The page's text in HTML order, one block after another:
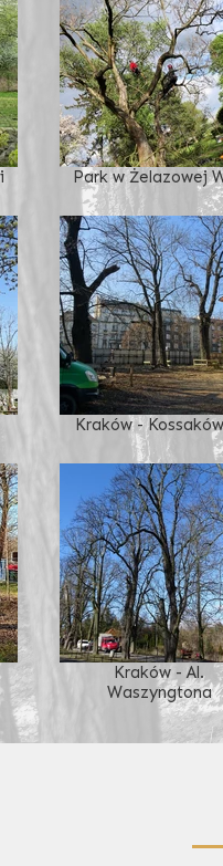
Park w Żelazowej
Kraków -
Kraków - Al.
Waszyngtona